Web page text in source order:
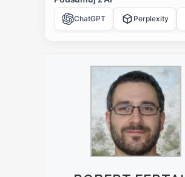
ChatGPT Perplexity